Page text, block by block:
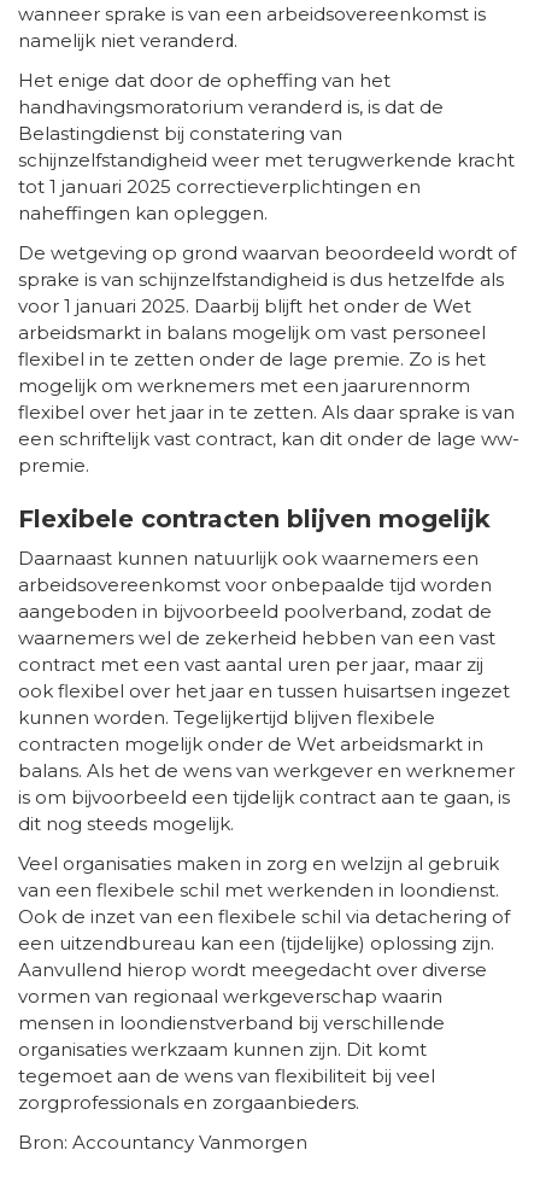
wanneer sprake is van een arbeidsovereenkomst is
namelijk niet veranderd.
Het enige dat door de opheffing van het
handhavingsmoratorium veranderd is, is dat de
Belastingdienst bij constatering van
schijnzelfstandigheid weer met terugwerkende kracht
tot 1 januari 2025 correctieverplichtingen en
naheffingen kan opleggen.
De wetgeving op grond waarvan beoordeeld wordt of
sprake is van schijnzelfstandigheid is dus hetzelfde als
voor 1 januari 2025. Daarbij blijft het onder de Wet
arbeidsmarkt in balans mogelijk om vast personeel
flexibel in te zetten onder de lage premie. Zo is het
mogelijk om werknemers met een jaarurennorm
flexibel over het jaar in te zetten. Als daar sprake is van
een schriftelijk vast contract, kan dit onder de lage ww-
premie.
Flexibele contracten blijven mogelijk
Daarnaast kunnen natuurlijk ook waarnemers een
arbeidsovereenkomst voor onbepaalde tijd worden
aangeboden in bijvoorbeeld poolverband, zodat de
waarnemers wel de zekerheid hebben van een vast
contract met een vast aantal uren per jaar, maar zij
ook flexibel over het jaar en tussen huisartsen ingezet
kunnen worden. Tegelijkertijd blijven flexibele
contracten mogelijk onder de Wet arbeidsmarkt in
balans. Als het de wens van werkgever en werknemer
is om bijvoorbeeld een tijdelijk contract aan te gaan, is
dit nog steeds mogelijk.
Veel organisaties maken in zorg en welzijn al gebruik
van een flexibele schil met werkenden in loondienst.
Ook de inzet van een flexibele schil via detachering of
een uitzendbureau kan een (tijdelijke) oplossing zijn.
Aanvullend hierop wordt meegedacht over diverse
vormen van regionaal werkgeverschap waarin
mensen in loondienstverband bij verschillende
organisaties werkzaam kunnen zijn. Dit komt
tegemoet aan de wens van flexibiliteit bij veel
zorgprofessionals en zorgaanbieders.
Bron: Accountancy Vanmorgen